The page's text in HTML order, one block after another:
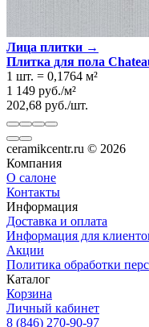
Лица плитки →
Плитка для пола
1 шт. = 0,1764 м²
1 149 руб./м²
202,68 руб./шт.
ceramikcentr.ru © 2026
Компания
О салоне
Контакты
Информация
Доставка и оплата
Информация для
Акции
Политика обработки
Каталог
Корзина
Личный кабинет
8 (846) 270-90-97